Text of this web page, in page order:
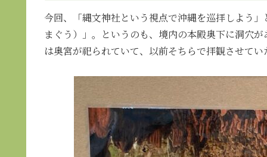
今回、「縄文神社という視点で沖縄を巡拝しよう
まぐう）」。というのも、境内の本殿奥下に洞穴
は奥宮が祀られていて、以前そちらで拝観させて